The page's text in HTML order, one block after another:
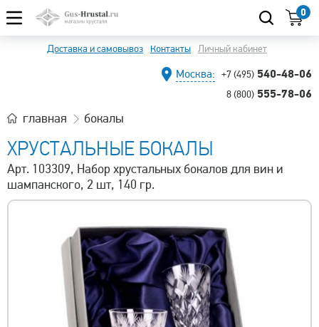
0
Доставка и самовывоз Контакты Личный кабинет
Москва: +7 (495) 540-48-06
8 (800) 555-78-06
главная бокалы
ХРУСТАЛЬНЫЕ БОКАЛЫ
Арт. 103309, Набор хрустальных бокалов для вин и
шампанского, 2 шт, 140 гр.